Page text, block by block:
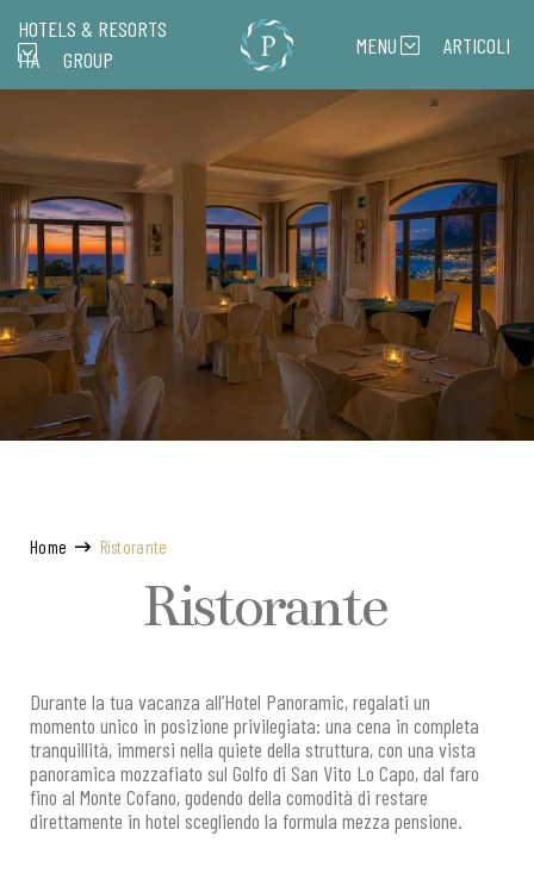
ITA GROUP
HOTELS & RESORTS
MENU ARTICOLI
Home Ristorante
Ristorante
Durante la tua vacanza all’Hotel Panoramic, regalati un
momento unico in posizione privilegiata: una cena in completa
tranquillità, immersi nella quiete della struttura, con una vista
panoramica mozzafiato sul Golfo di San Vito Lo Capo, dal faro
fino al Monte Cofano, godendo della comodità di restare
direttamente in hotel scegliendo la formula mezza pensione.